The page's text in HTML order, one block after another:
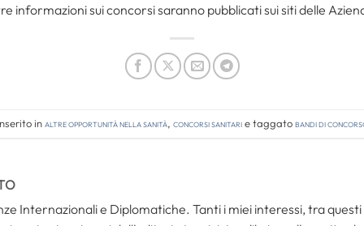
informazioni sui concorsi saranno pubblicati sui siti delle
in Altre opportunità nella sanità, Concorsi Sanitarie taggatobandi di
Internazionali e Diplomatiche. Tanti i miei interessi, tra